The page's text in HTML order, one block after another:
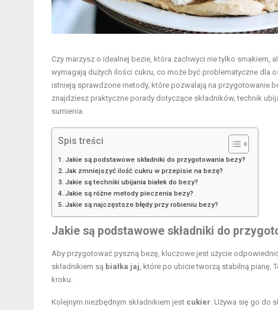
Czy marzysz o idealnej bezie, która zachwyci nie tylko smakiem,
wymagają dużych ilości cukru, co może być problematyczne dla
istnieją sprawdzone metody, które pozwalają na przygotowanie
znajdziesz praktyczne porady dotyczące składników, technik
sumienia.
Spis treści
Jakie są podstawowe składniki do przygotowania bezy?
Jak zmniejszyć ilość cukru w przepisie na bezę?
Jakie są techniki ubijania białek do bezy?
Jakie są różne metody pieczenia bezy?
Jakie są najczęstsze błędy przy robieniu bezy?
Jakie są podstawowe składniki do
Aby przygotować pyszną bezę, kluczowe jest użycie
składnikiem są białka jaj, które po ubicie tworzą stabilną pianę.
kroku.
Kolejnym niezbędnym składnikiem jest cukier. Używa się go do